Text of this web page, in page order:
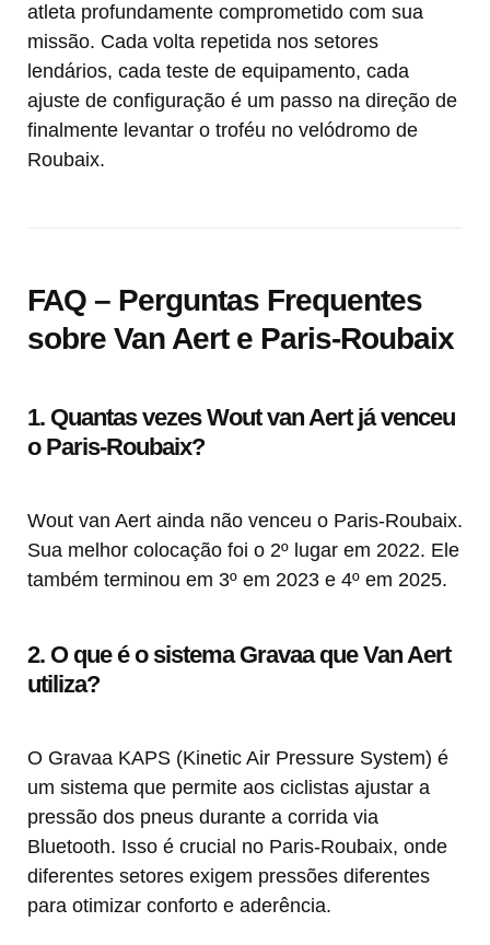
atleta profundamente comprometido com sua
missão. Cada volta repetida nos setores
lendários, cada teste de equipamento, cada
ajuste de configuração é um passo na direção de
finalmente levantar o troféu no velódromo de
Roubaix.
FAQ – Perguntas Frequentes
sobre Van Aert e Paris-Roubaix
1. Quantas vezes Wout van Aert já venceu
o Paris-Roubaix?
Wout van Aert ainda não venceu o Paris-Roubaix.
Sua melhor colocação foi o 2º lugar em 2022. Ele
também terminou em 3º em 2023 e 4º em 2025.
2. O que é o sistema Gravaa que Van Aert
utiliza?
O Gravaa KAPS (Kinetic Air Pressure System) é
um sistema que permite aos ciclistas ajustar a
pressão dos pneus durante a corrida via
Bluetooth. Isso é crucial no Paris-Roubaix, onde
diferentes setores exigem pressões diferentes
para otimizar conforto e aderência.